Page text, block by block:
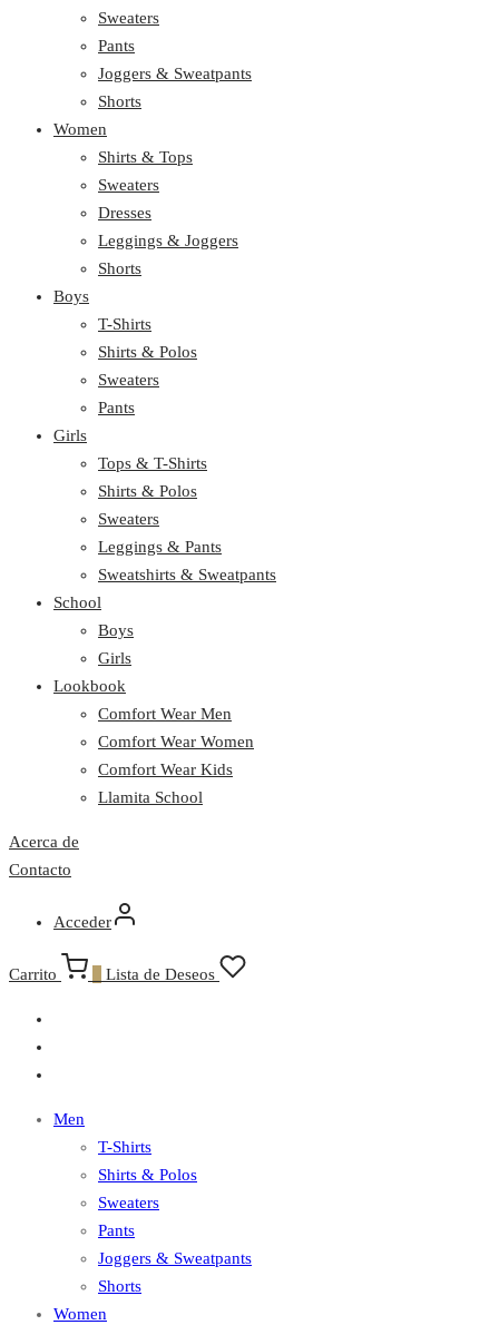
Sweaters
Pants
Joggers & Sweatpants
Shorts
Women
Shirts & Tops
Sweaters
Dresses
Leggings & Joggers
Shorts
Boys
T-Shirts
Shirts & Polos
Sweaters
Pants
Girls
Tops & T-Shirts
Shirts & Polos
Sweaters
Leggings & Pants
Sweatshirts & Sweatpants
School
Boys
Girls
Lookbook
Comfort Wear Men
Comfort Wear Women
Comfort Wear Kids
Llamita School
Acerca de
Contacto
Acceder
Carrito Lista de Deseos
Men
T-Shirts
Shirts & Polos
Sweaters
Pants
Joggers & Sweatpants
Shorts
Women